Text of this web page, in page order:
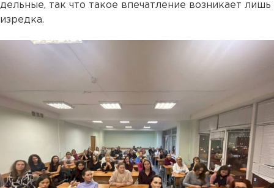
дельные, так что такое впечатление возникает лишь
изредка.